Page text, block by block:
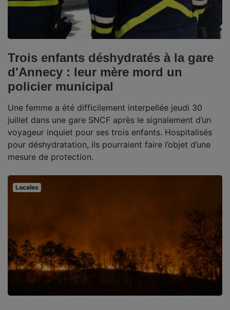
Trois enfants déshydratés à la gare
d'Annecy : leur mère mord un
policier municipal
Une femme a été difficilement interpellée jeudi 30
juillet dans une gare SNCF après le signalement d’un
voyageur inquiet pour ses trois enfants. Hospitalisés
pour déshydratation, ils pourraient faire l’objet d’une
mesure de protection.
Locales